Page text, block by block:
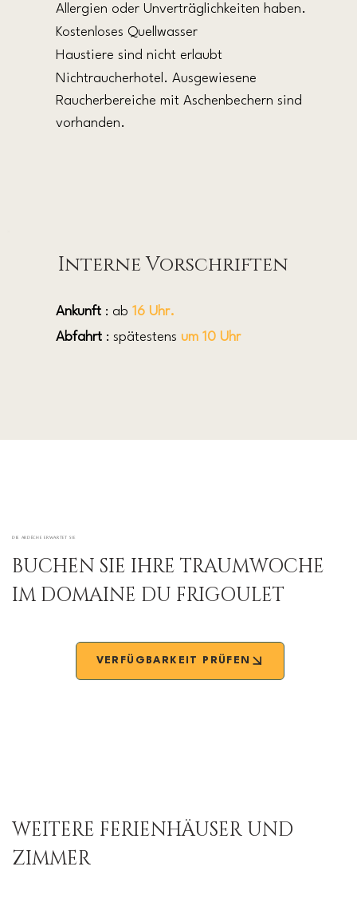
Allergien oder Unverträglichkeiten haben.
Kostenloses Quellwasser
Haustiere sind nicht erlaubt
Nichtraucherhotel.Ausgewiesene
Raucherbereiche mit Aschenbechern sind
vorhanden.
Interne Vorschriften
Ankunft: ab 16 Uhr.
Abfahrt: spätestens um 10 Uhr
DIE ARDÈCHE ERWARTET SIE
BUCHEN SIE IHRE TRAUMWOCHE
IM DOMAINE DU FRIGOULET
VERFÜGBARKEIT PRÜFEN
WEITERE FERIENHÄUSER UND
ZIMMER